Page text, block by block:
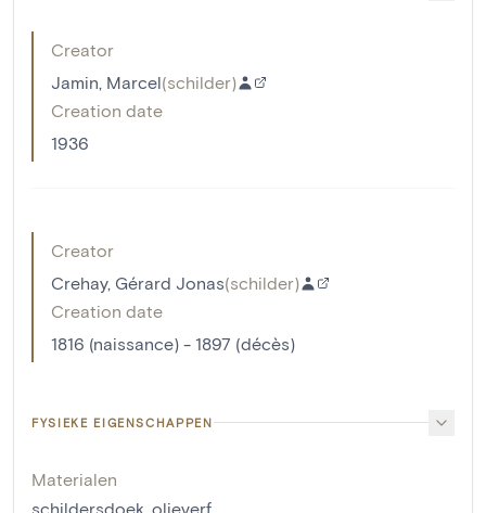
Creator
Jamin, Marcel(schilder)
Creation date
1936
Creator
Crehay, Gérard Jonas(schilder)
Creation date
1816 (naissance) - 1897 (décès)
FYSIEKE EIGENSCHAPPEN
Materialen
schildersdoek olieverf